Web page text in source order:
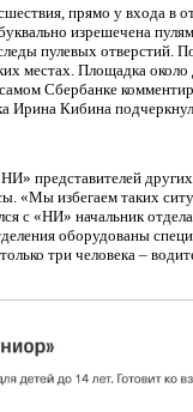
прямо у входа в
изрешечена
пулевых отверстий.
местах. Площадка
Сбербанке
Ирина Кибина
представителей
«Мы избегаем таких
с «НИ» начальник
оборудованы
три человека –